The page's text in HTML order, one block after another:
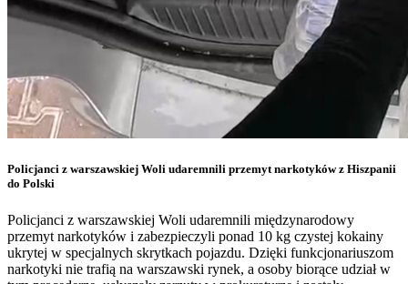
Policjanci z warszawskiej Woli udaremnili przemyt narkotyków z Hiszpanii
do Polski
Policjanci z warszawskiej Woli udaremnili międzynarodowy
przemyt narkotyków i zabezpieczyli ponad 10 kg czystej kokainy
ukrytej w specjalnych skrytkach pojazdu. Dzięki funkcjonariuszom
narkotyki nie trafią na warszawski rynek, a osoby biorące udział w